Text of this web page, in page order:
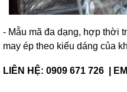
- Mẫu mã đa dạng, hợp thời
may ép theo kiểu dáng của
LIÊN HỆ: 0909 671 726 |